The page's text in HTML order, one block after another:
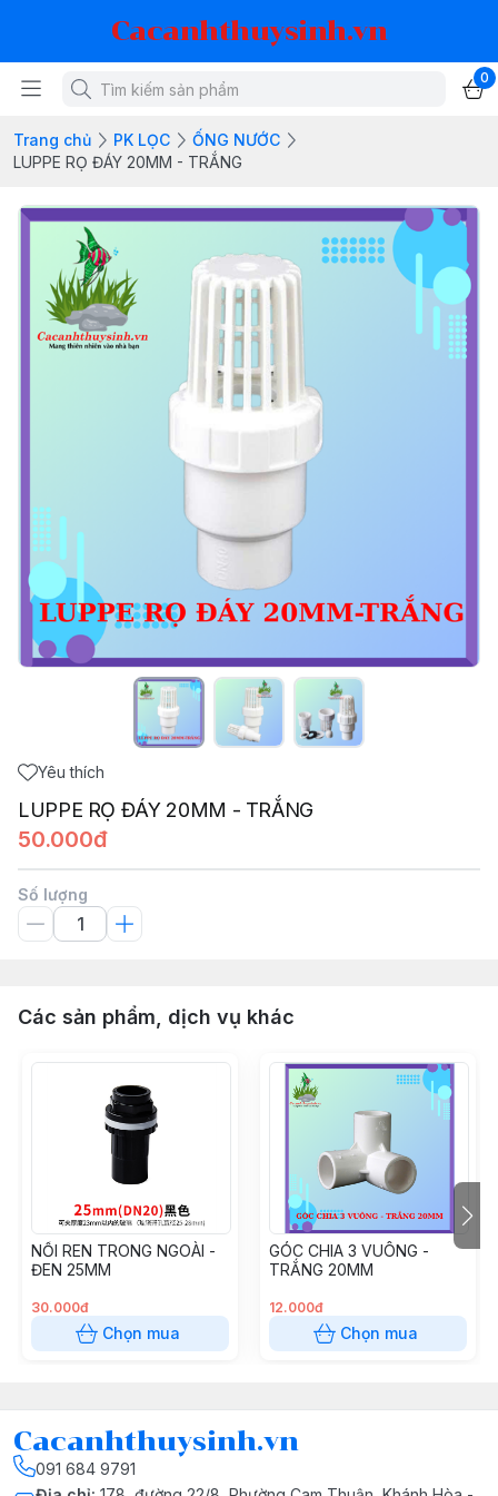
Cacanhthuysinh.vn
0
Trang chủ PK LỌC
ỐNG NƯỚC
LUPPE RỌ ĐÁY 20MM - TRẮNG
Yêu thích
LUPPE RỌ ĐÁY 20MM - TRẮNG
50.000đ
Số lượng
Các sản phẩm, dịch vụ khác
NỐI REN TRONG NGOÀI -
ĐEN 25MM
30.000đ
Chọn mua
GÓC CHIA 3 VUÔNG -
TRẮNG 20MM
12.000đ
Chọn mua
Cacanhthuysinh.vn
091 684 9791